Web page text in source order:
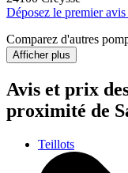
Déposez le premier avis
Comparez d'autres
Afficher plus
Avis et prix
proximité de
Teillots